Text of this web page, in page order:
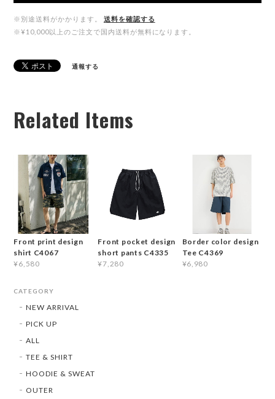
※別途送料がかかります。
送料を確認する
※¥10,000以上のご注文で国内送料が無料になります。
通報する
Related Items
Front print design
shirt C4067
¥6,580
Front pocket design
short pants C4335
¥7,280
Border color design
Tee C4369
¥6,980
CATEGORY
NEW ARRIVAL
PICK UP
ALL
TEE & SHIRT
HOODIE & SWEAT
OUTER